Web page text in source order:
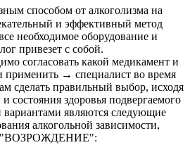
способом от алкоголизма на
и эффективный метод
необходимое оборудование и
привезет с собой.
согласовать какой медикамент и
применить → специалист во время
сделать правильный выбор, исходя
состояния здоровья подвергаемого
являются следующие
алкогольной зависимости,
"ВОЗРОЖДЕНИЕ":